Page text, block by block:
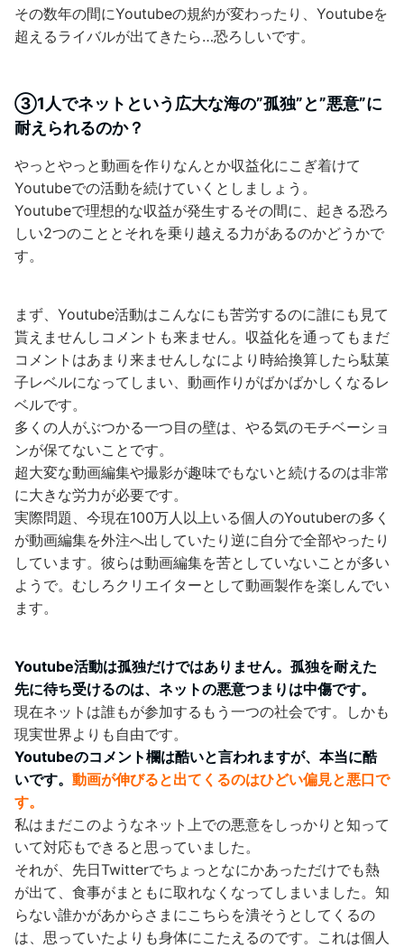
その数年の間にYoutubeの規約が変わったり、Youtubeを
超えるライバルが出てきたら…恐ろしいです。
③1人でネットという広大な海の”孤独”と”悪意”に
耐えられるのか？
やっとやっと動画を作りなんとか収益化にこぎ着けて
Youtubeでの活動を続けていくとしましょう。
Youtubeで理想的な収益が発生するその間に、起きる恐ろ
しい2つのこととそれを乗り越える力があるのかどうかで
す。
まず、Youtube活動はこんなにも苦労するのに誰にも見て
貰えませんしコメントも来ません。収益化を通ってもまだ
コメントはあまり来ませんしなにより時給換算したら駄菓
子レベルになってしまい、動画作りがばかばかしくなるレ
ベルです。
多くの人がぶつかる一つ目の壁は、やる気のモチベーショ
ンが保てないことです。
超大変な動画編集や撮影が趣味でもないと続けるのは非常
に大きな労力が必要です。
実際問題、今現在100万人以上いる個人のYoutuberの多く
が動画編集を外注へ出していたり逆に自分で全部やったり
しています。彼らは動画編集を苦としていないことが多い
ようで。むしろクリエイターとして動画製作を楽しんでい
ます。
Youtube活動は孤独だけではありません。孤独を耐えた
先に待ち受けるのは、ネットの悪意つまりは中傷です。
現在ネットは誰もが参加するもう一つの社会です。しかも
現実世界よりも自由です。
Youtubeのコメント欄は酷いと言われますが、本当に酷
いです。 動画が伸びると出てくるのはひどい偏見と悪口で
す。
私はまだこのようなネット上での悪意をしっかりと知って
いて対応もできると思っていました。
それが、先日Twitterでちょっとなにかあっただけでも熱
が出て、食事がまともに取れなくなってしまいました。知
らない誰かがあからさまにこちらを潰そうとしてくるの
は、思っていたよりも身体にこたえるのです。これは個人